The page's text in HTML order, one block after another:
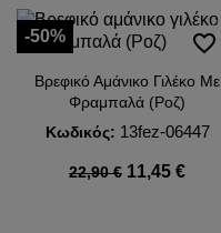
Βρεφικό Αμάνικο Γιλέκο Με
Φραμπαλά (Ροζ)
Κωδικός: 13fez-06447
22,90 € 11,45 €
-50% favorite_border